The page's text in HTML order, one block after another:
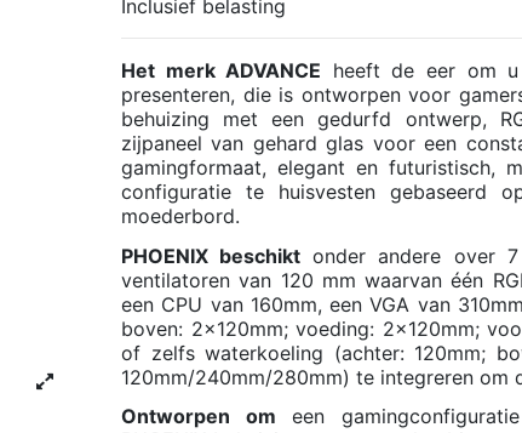
Inclusief belasting
Het merk ADVANCE heeft de eer om u
presenteren, die is ontworpen voor
behuizing met een gedurfd ontwerp,
zijpaneel van gehard glas voor een
gamingformaat, elegant en futuristisch,
configuratie te huisvesten gebaseerd
moederbord.
PHOENIX beschikt onder andere over
ventilatoren van 120 mm waarvan één
een CPU van 160mm, een VGA van
boven: 2x120mm; voeding: 2x120mm;
of zelfs waterkoeling (achter: 120mm;
120mm/240mm/280mm) te integreren om
Ontworpen om een